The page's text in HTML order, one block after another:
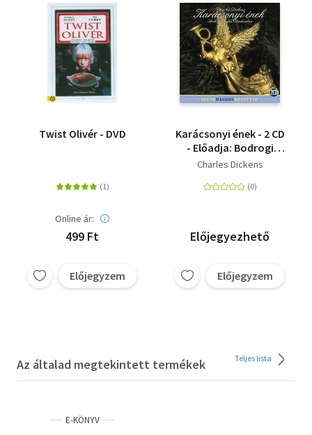
Twist Olivér - DVD
Online ár:
499 Ft
Előjegyzem
Karácsonyi ének - 2 CD
- Előadja: Bodrogi
Gyula
Charles Dickens
Előjegyezhető
Előjegyzem
Az általad megtekintett termékek Teljes lista
E-KÖNYV